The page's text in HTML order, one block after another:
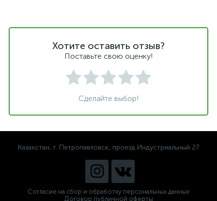
Хотите оставить отзыв?
Поставьте свою оценку!
Сделайте выбор!
Казахстан, г. Петропавловск, проезд Индустриальный 27
Согласие на сбор и обработку персональных данных
Договор публичной оферты